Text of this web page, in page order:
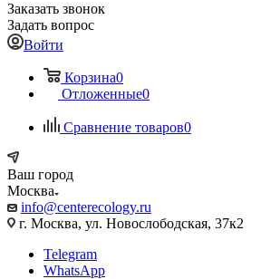
Заказать звонок
Задать вопрос
Войти
Корзина0
Отложенные0
Сравнение товаров0
Ваш город
Москва
info@centerecology.ru
г. Москва, ул. Новослободская, 37к2
Telegram
WhatsApp